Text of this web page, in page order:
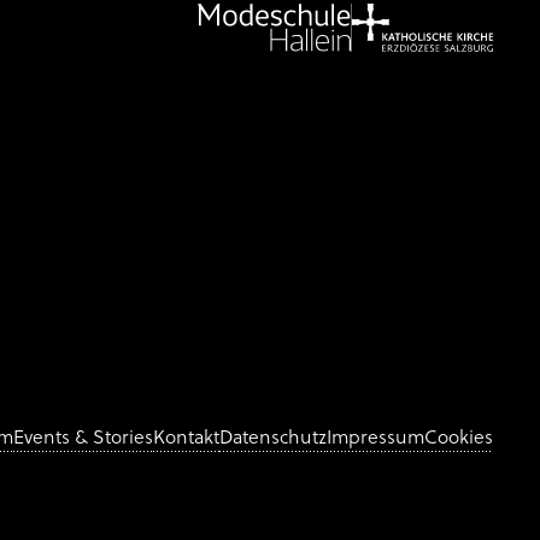
Events & StoriesKontaktDatenschutzImpressumCookies